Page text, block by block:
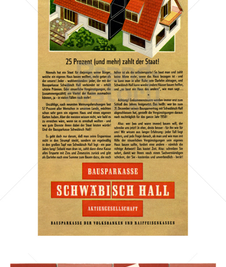
BAUSPARKASSE SCHWÄBISCH HALL
Bausparkasse Schwäbisch Hall AG
1958
Bild-ID: 43115